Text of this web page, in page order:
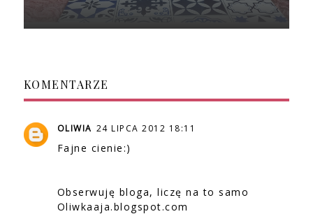
KOMENTARZE
OLIWIA 24 LIPCA 2012 18:11
Fajne cienie:)
Obserwuję bloga, liczę na to samo
Oliwkaaja.blogspot.com